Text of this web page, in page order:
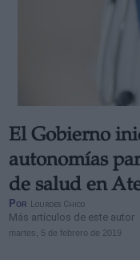
El Gobierno
autonomías
de salud en
Por Lourdes Chico
Más artículos de este autor
martes, 5 de febrero de 2019